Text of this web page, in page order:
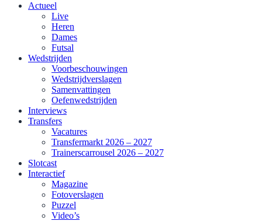
Actueel
Live
Heren
Dames
Futsal
Wedstrijden
Voorbeschouwingen
Wedstrijdverslagen
Samenvattingen
Oefenwedstrijden
Interviews
Transfers
Vacatures
Transfermarkt 2026 – 2027
Trainerscarrousel 2026 – 2027
Slotcast
Interactief
Magazine
Fotoverslagen
Puzzel
Video’s